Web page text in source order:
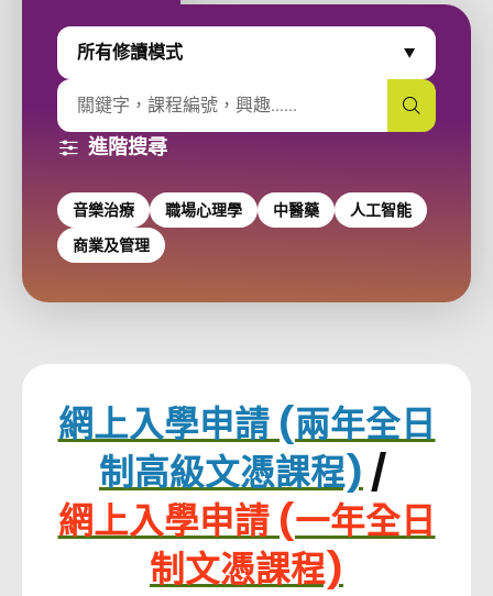
Study Modes
所有修讀模式
輸入課程關鍵字
搜尋課程
進階搜尋
音樂治療 職場心理學 中醫藥
人工智能
商業及管理
網上入學申請 (兩年全日
制高級文憑課程) /
網上入學申請 (一年全日
制文憑課程)